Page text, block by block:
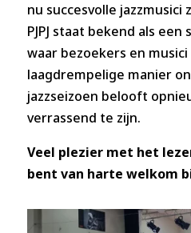
nu succesvolle jazzmusici
PJPJ staat bekend als
waar bezoekers en
laagdrempelige manier
jazzseizoen belooft
verrassend te zijn.
Veel plezier met het
bent van harte welkom bij